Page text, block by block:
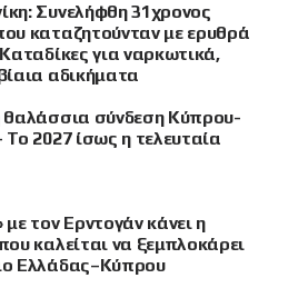
Συνελήφθη 31χρονος
καταζητούνταν με ερυθρά
για ναρκωτικά,
αδικήματα
θαλάσσια σύνδεση Κύπρου-
Το 2027 ίσως η τελευταία
με τον Ερντογάν κάνει η
καλείται να ξεμπλοκάρει
Ελλάδας–Κύπρου